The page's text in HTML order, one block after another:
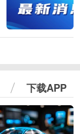
下载APP